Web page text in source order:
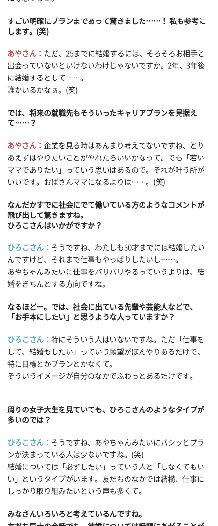
すごい明確にプランまであって驚きました……！ 私も参考に
します。(笑)
あやさん： ただ、25までに結婚するには、そろそろお相手と
出会っていないといけないわけじゃないですか。2年、3年後
に結婚するとして……。
誰かいるかなぁ。(笑)
では、将来の就職先もそういったキャリアプランを見据え
て……？
あやさん： 企業を見る時はあんまり考えてないですね、とり
あえずはやりたいことがやれたらいいかなって。でも「若い
ママでありたい」っていう思いはあるので。それが叶う所が
いいです。おばさんママになるよりは……。(笑)
なんだかすでに社会にでて働いている方のようなコメントが
飛び出して驚きますね。
ひろこさんはいかがですか？
ひろこさん： そうですね、わたしも30才までには結婚したい
んですけど、それまで仕事もやっぱりしたいし……。
あやちゃんみたいに仕事をバリバリやるっていうよりは、結
婚をきちんとする方向ですね。
なるほどー。では、社会に出ている先輩や芸能人などで、
「お手本にしたい」と思うような人っていますか？
ひろこさん： 特にそういう人はいないですね。ただ「仕事を
して、結婚もしたい」っていう願望がぼんやりあるだけで、
特に目標とかプランとかなくて。
そういうイメージが自分のなかでふわっとあるだけです。
周りの女子大生を見ていても、ひろこさんのようなタイプが
多いのでは？
ひろこさん： そうですね、あやちゃんみたいにバシッとプラ
ンが決まっている人は少ないですね。(笑)
結婚については「必ずしたい」っていう人と「しなくてもい
い」というタイプがいます。友だちのなかでは結構、仕事に
しっかり取り組みたいという声も多くて。
みなさんいろいろと考えているんですね。